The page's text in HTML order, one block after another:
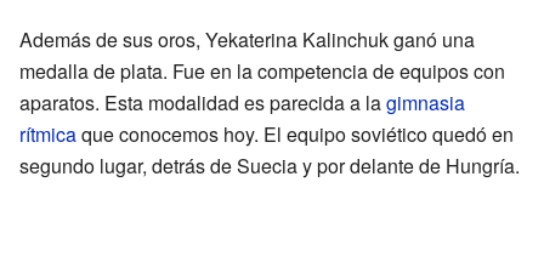
Además de sus oros, Yekaterina Kalinchuk ganó una
medalla de plata. Fue en la competencia de equipos con
aparatos. Esta modalidad es parecida a lagimnasia
rítmicaque conocemos hoy. El equipo soviético quedó en
segundo lugar, detrás de Suecia y por delante de Hungría.